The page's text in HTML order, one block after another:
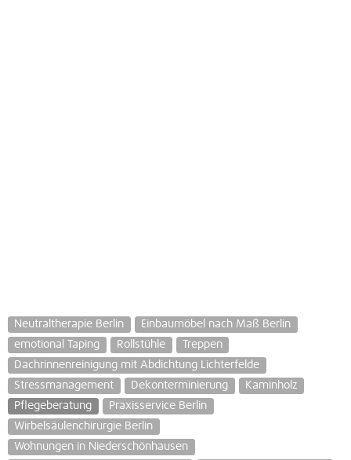
Neutraltherapie Berlin
Einbaumöbel nach Maß Berlin
emotional Taping
Rollstühle
Treppen
Dachrinnenreinigung mit Abdichtung Lichterfelde
Stressmanagement
Dekonterminierung
Kaminholz
Pflegeberatung
Praxisservice Berlin
Wirbelsäulenchirurgie Berlin
Wohnungen in Niederschönhausen